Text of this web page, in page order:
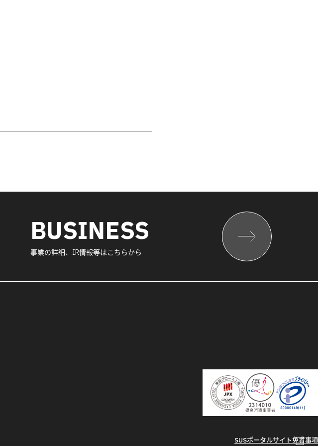
BUSINESS
事業の詳細、IR情報等はこちらから
SUSポータルサイト免責事項